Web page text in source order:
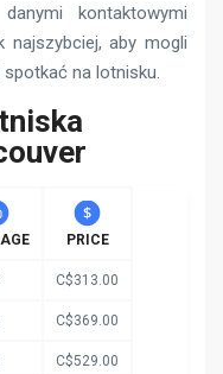
kontaktowymi
najszybciej, aby mogli
na lotnisku.
PRICE
C$313.00
C$369.00
C$529.00